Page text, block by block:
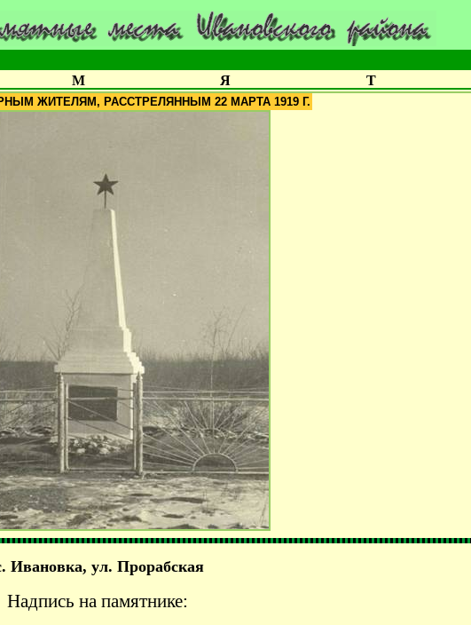
М Я Т
ЖИТЕЛЯМ, РАССТРЕЛЯННЫМ 22 МАРТА 1919 Г.
Ивановка, ул. Прорабская
Надпись на памятнике: